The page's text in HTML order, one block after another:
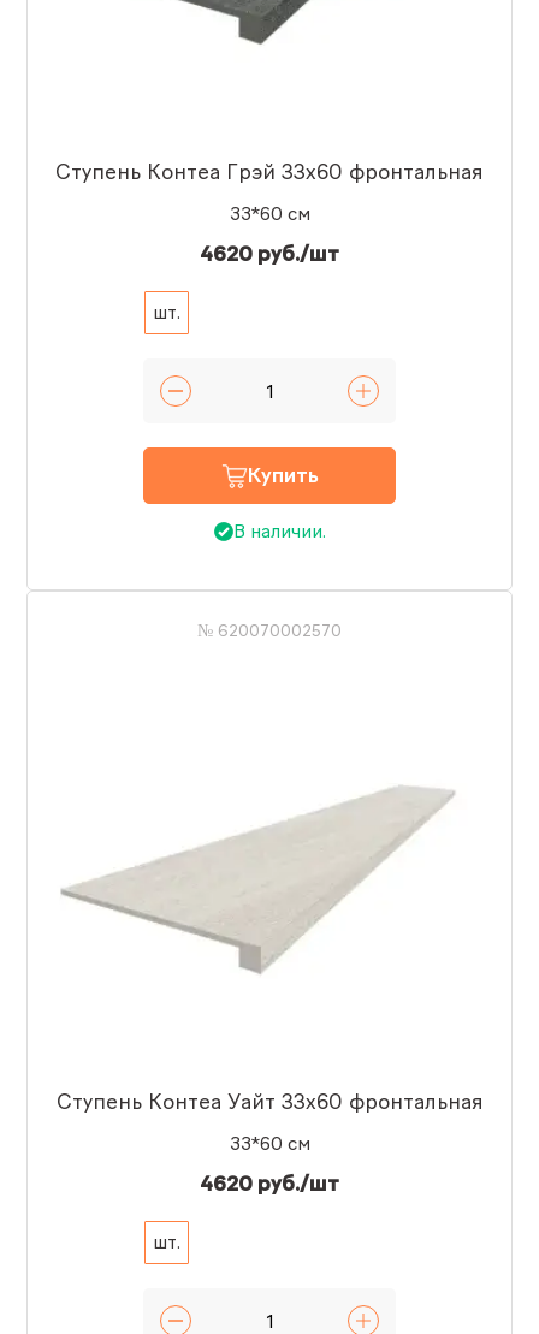
Ступень Контеа Грэй 33x60 фронтальная
33*60 см
4620 руб./шт
шт.
Купить
В наличии.
№ 620070002570
Ступень Контеа Уайт 33x60 фронтальная
33*60 см
4620 руб./шт
шт.